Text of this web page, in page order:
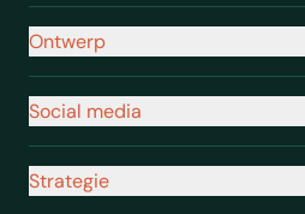
Ontwerp
Social media
Strategie